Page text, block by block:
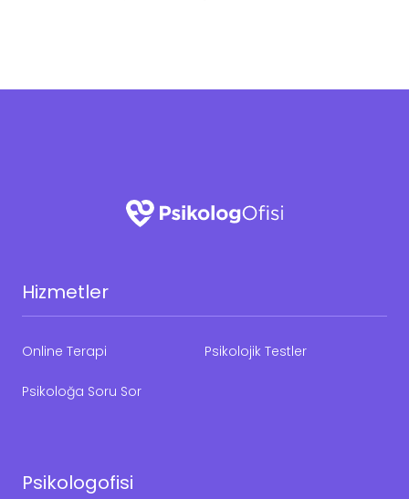
Hizmetler
Online Terapi Psikolojik Testler
Psikoloğa Soru Sor
Psikologofisi